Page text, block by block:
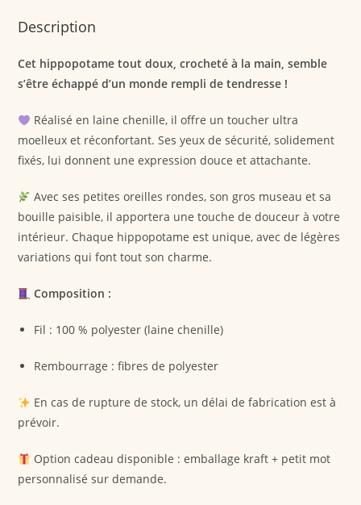
Description
Cet hippopotame tout doux, crocheté à la main, semble
s’être échappé d’un monde rempli de tendresse !
Réalisé en laine chenille, il offre un toucher ultra
moelleux et réconfortant. Ses yeux de sécurité, solidement
fixés, lui donnent une expression douce et attachante.
Avec ses petites oreilles rondes, son gros museau et sa
bouille paisible, il apportera une touche de douceur à votre
intérieur. Chaque hippopotame est unique, avec de légères
variations qui font tout son charme.
Composition :
Fil : 100 % polyester (laine chenille)
Rembourrage : fibres de polyester
En cas de rupture de stock, un délai de fabrication est à
prévoir.
Option cadeau disponible : emballage kraft + petit mot
personnalisé sur demande.